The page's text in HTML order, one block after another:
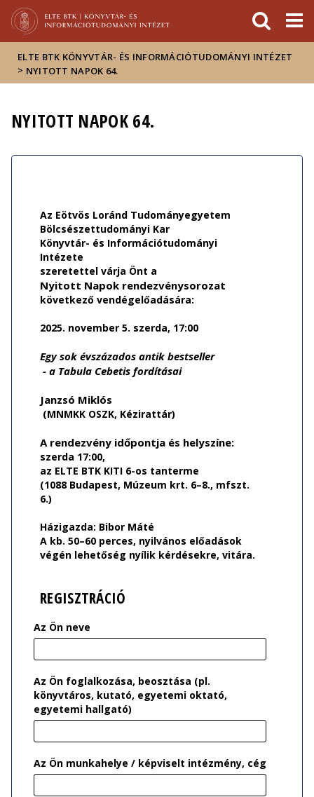
Hírek
Események
ELTE a
sajtóban
ELTE BTK KÖNYVTÁR- ÉS INFORMÁCIÓTUDOMÁNYI INTÉZET
> NYITOTT NAPOK 64.
NYITOTT NAPOK 64.
Az Eötvös Loránd Tudományegyetem
Bölcsészettudományi Kar
Könyvtár- és Információtudományi
Intézete
szeretettel várja Önt a
Nyitott Napok rendezvénysorozat
következő vendégelőadására:
2025. november 5. szerda, 17:00
Egy sok évszázados antik bestseller
- a Tabula Cebetis fordításai
Janzsó Miklós
(MNMKK OSZK, Kézirattár)
A rendezvény időpontja és helyszíne:
szerda 17:00,
az ELTE BTK KITI 6-os tanterme
(1088 Budapest, Múzeum krt. 6–8., mfszt.
6.)
Házigazda: Bibor Máté
A kb. 50–60 perces, nyilvános előadások
végén lehetőség nyílik kérdésekre, vitára.
REGISZTRÁCIÓ
Az Ön neve
Az Ön foglalkozása, beosztása (pl.
könyvtáros, kutató, egyetemi oktató,
egyetemi hallgató)
Az Ön munkahelye / képviselt intézmény, cég